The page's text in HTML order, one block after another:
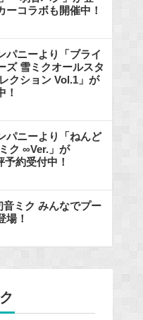
ーコラボも開催中！
パニーより「ブライ
ズ 雪ミクオールスタ
クション Vol.1」が
！
パニーより「ねんど
ク ∞Ver.」が
約受付中！
ミク みんなでプー
場！